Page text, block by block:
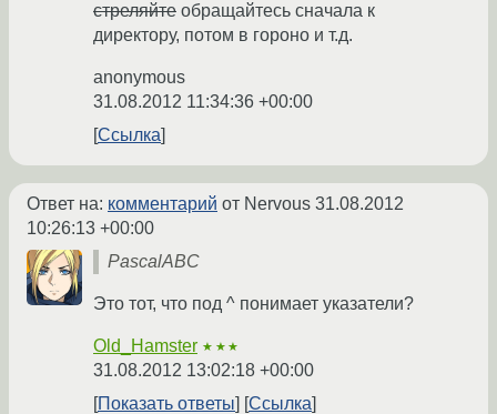
стреляйте обращайтесь сначала к
директору, потом в гороно и т.д.
anonymous
31.08.2012 11:34:36 +00:00
Ссылка
Ответ на: комментарий от Nervous 31.08.2012
10:26:13 +00:00
PascalABC
Это тот, что под ^ понимает указатели?
Old_Hamster ★★★
31.08.2012 13:02:18 +00:00
Показать ответы
Ссылка